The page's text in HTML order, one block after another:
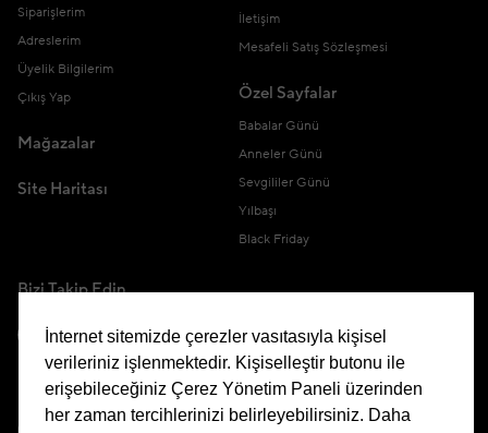
Siparişlerim
Adreslerim
Üyelik Bilgilerim
Çıkış Yap
Mağazalar
Site Haritası
İletişim
Mesafeli Satış Sözleşmesi
Özel Sayfalar
Babalar Günü
Anneler Günü
Sevgililer Günü
Yılbaşı
Black Friday
Bizi Takip Edin
Uygulamamızı İndirin
İnternet sitemizde çerezler vasıtasıyla kişisel
verileriniz işlenmektedir. Kişiselleştir butonu ile
erişebileceğiniz Çerez Yönetim Paneli üzerinden
her zaman tercihlerinizi belirleyebilirsiniz. Daha